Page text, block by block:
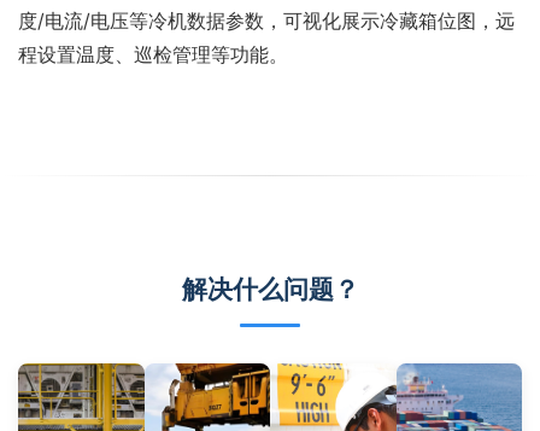
度/电流/电压等冷机数据参数，可视化展示冷藏箱位图，远
程设置温度、巡检管理等功能。
解决什么问题？